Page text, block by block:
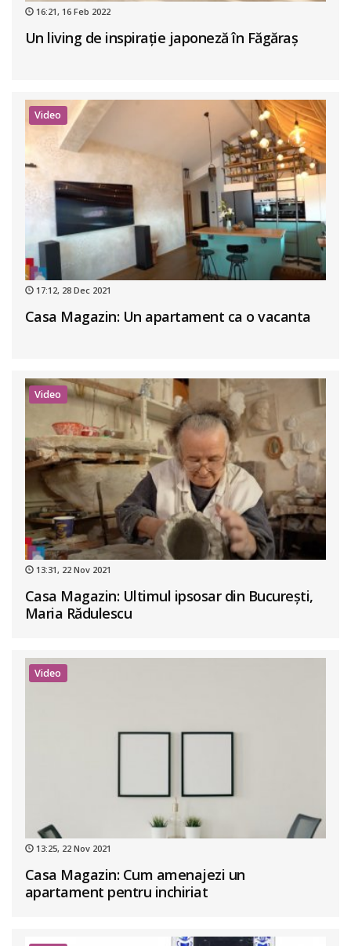
16:21, 16 Feb 2022
Un living de inspirație japoneză în Făgăraș
Video
17:12, 28 Dec 2021
Casa Magazin: Un apartament ca o vacanta
Video
13:31, 22 Nov 2021
Casa Magazin: Ultimul ipsosar din București,
Maria Rădulescu
Video
13:25, 22 Nov 2021
Casa Magazin: Cum amenajezi un
apartament pentru inchiriat